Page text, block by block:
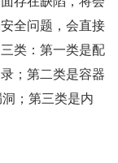
全问题，会直接
类：第一类是配
；第二类是容器
；第三类是内